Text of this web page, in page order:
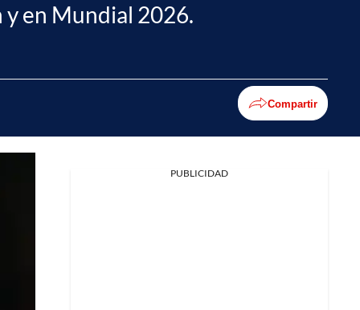
y en Mundial 2026.
Compartir
PUBLICIDAD